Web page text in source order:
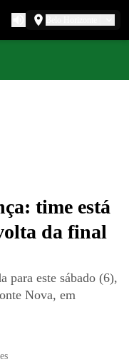
time está
da final
para este sábado (6),
Nova, em